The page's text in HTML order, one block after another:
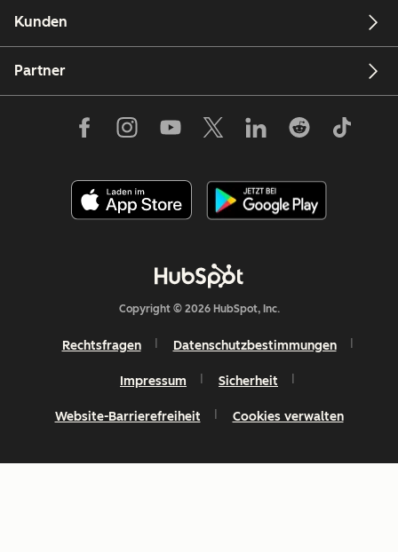
Kunden
Partner
Copyright © 2026 HubSpot, Inc.
Rechtsfragen Datenschutzbestimmungen
Impressum Sicherheit
Website-Barrierefreiheit Cookies verwalten